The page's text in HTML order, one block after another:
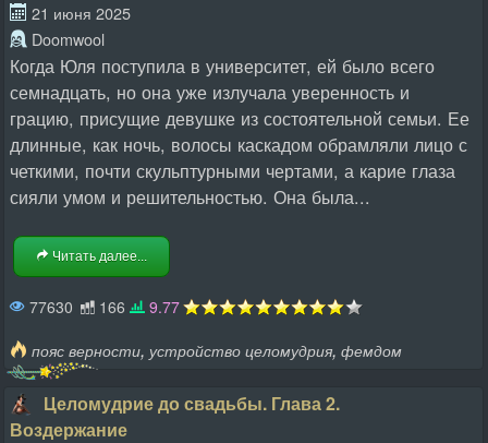
21 июня 2025
Doomwool
Когда Юля поступила в университет, ей было всего
семнадцать, но она уже излучала уверенность и
грацию, присущие девушке из состоятельной семьи. Ее
длинные, как ночь, волосы каскадом обрамляли лицо с
четкими, почти скульптурными чертами, а карие глаза
сияли умом и решительностью. Она была...
Читать далее...
77630 166
9.77
пояс верности, устройство целомудрия, фемдом
Целомудрие до свадьбы. Глава 2.
Воздержание